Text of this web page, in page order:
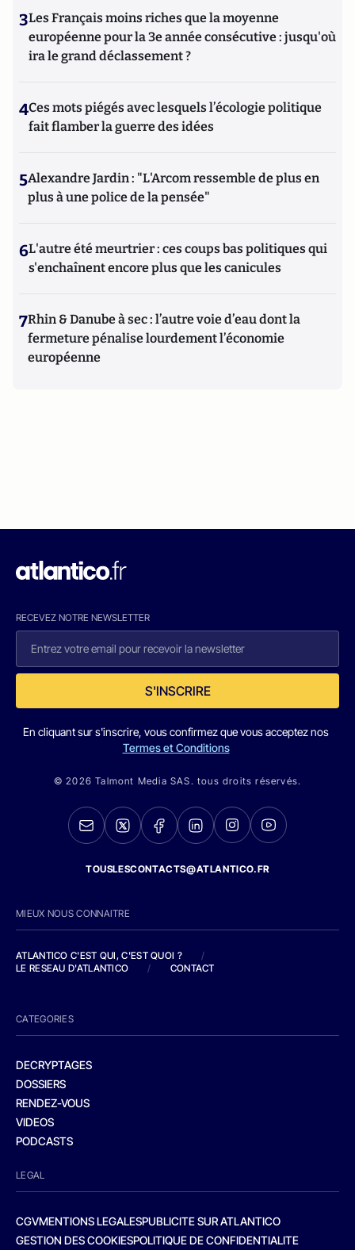
3Les Français moins riches que la moyenne
européenne pour la 3e année consécutive : jusqu'où
ira le grand déclassement ?
4Ces mots piégés avec lesquels l’écologie politique
fait flamber la guerre des idées
5Alexandre Jardin : "L'Arcom ressemble de plus en
plus à une police de la pensée"
6L'autre été meurtrier : ces coups bas politiques qui
s'enchaînent encore plus que les canicules
7Rhin & Danube à sec : l’autre voie d’eau dont la
fermeture pénalise lourdement l’économie
européenne
RECEVEZ NOTRE NEWSLETTER
S'INSCRIRE
En cliquant sur s'inscrire, vous confirmez que vous acceptez nos
Termes et Conditions
© 2026 Talmont Media SAS. tous droits réservés.
TOUSLESCONTACTS@ATLANTICO.FR
MIEUX NOUS CONNAITRE
ATLANTICO C'EST QUI, C'EST QUOI ?
/
LE RESEAU D'ATLANTICO
/ CONTACT
CATEGORIES
DECRYPTAGES
DOSSIERS
RENDEZ-VOUS
VIDEOS
PODCASTS
LEGAL
CGVMENTIONS LEGALESPUBLICITE SUR ATLANTICO
GESTION DES COOKIESPOLITIQUE DE CONFIDENTIALITE